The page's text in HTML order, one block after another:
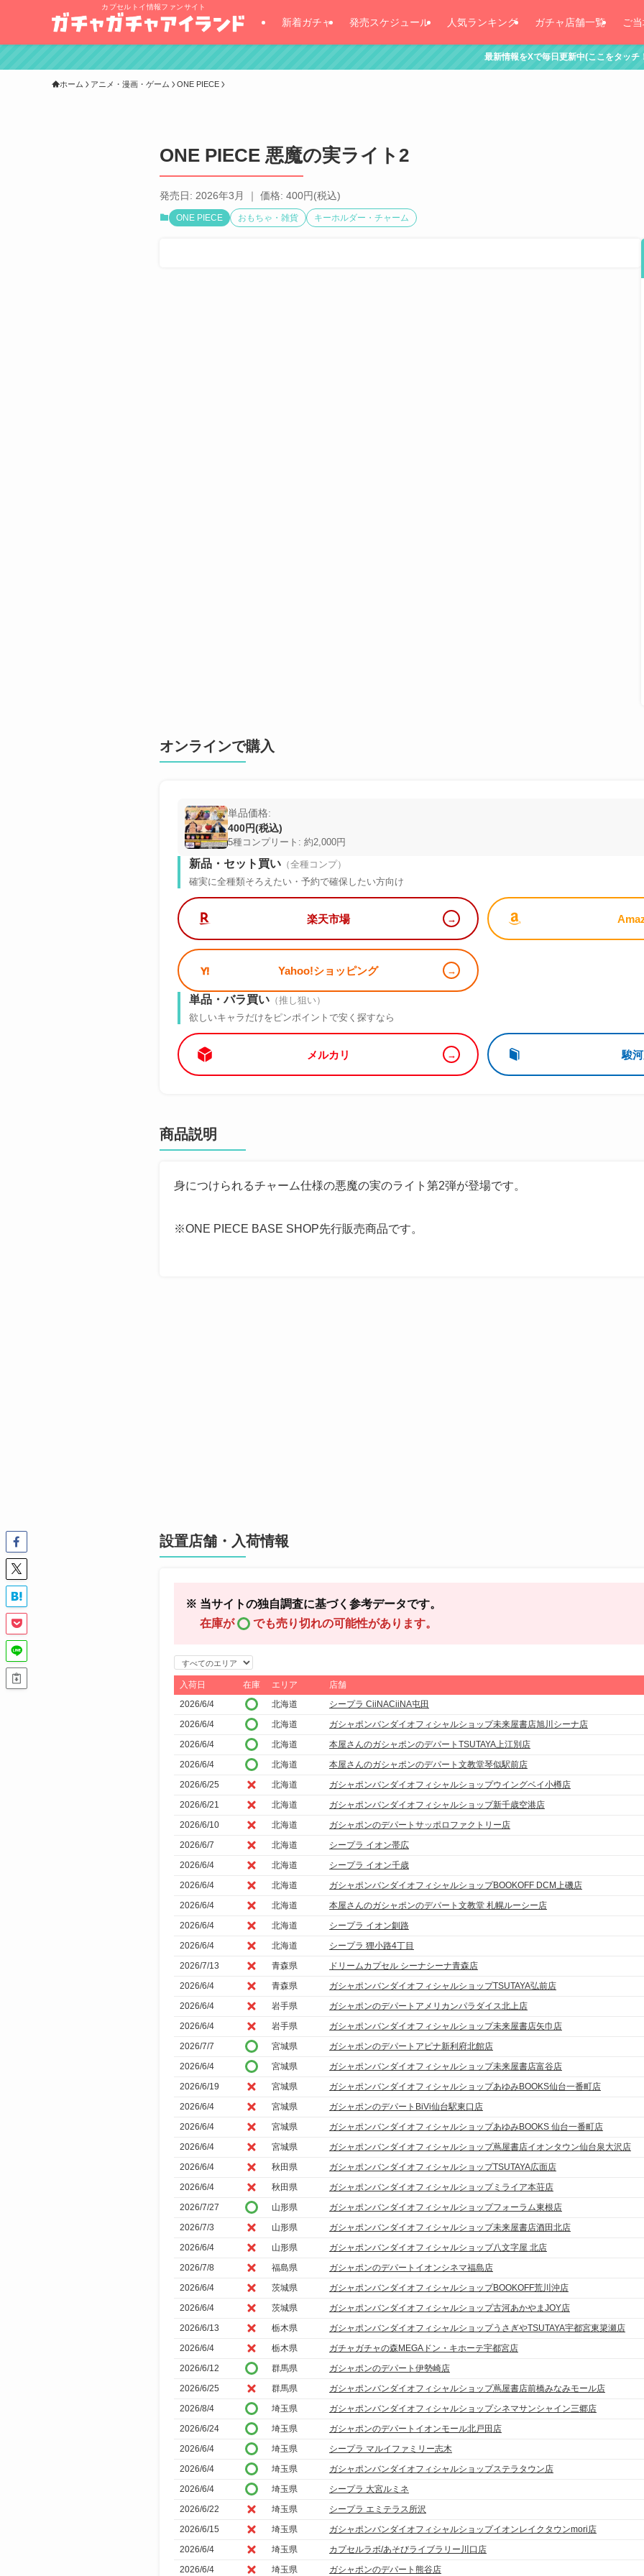
カプセルトイ情報ファンサイト
新着ガチャ 発売スケジュール 人気ランキング ガチャ店舗一覧 ご
最新情報をXで毎日更新中(ここをタッチ！)
ホーム アニメ・漫画・ゲーム ONE PIECE
ONE PIECE 悪魔の実ライト2
発売日: 2026年3月 ｜ 価格: 400円(税込)
ONE PIECE おもちゃ・雑貨 キーホルダー・チャーム
オンラインで購入
単品価格:
400円(税込)
5種コンプリート: 約2,000円
新品・セット買い （全種コンプ）
確実に全種類そろえたい・予約で確保したい方向け
楽天市場
Yahoo!ショッピング
単品・バラ買い （推し狙い）
欲しいキャラだけをピンポイントで安く探すなら
メルカリ 駿
商品説明
身につけられるチャーム仕様の悪魔の実のライト第2弾が登場です。
※ONE PIECE BASE SHOP先行販売商品です。
設置店舗・入荷情報
※ 当サイトの独自調査に基づく参考データです。
在庫が
でも売り切れの可能性があります。
エ
リ
ア
り
込
み
入荷日 在庫 エリア
店舗
2026/6/4
北海道
シープラ CiiNACiiNA屯田
2026/6/4
北海道
ガシャポンバンダイオフィシャルショップ未来屋書店旭川シーナ店
2026/6/4
北海道
本屋さんのガシャポンのデパートTSUTAYA上江別店
2026/6/4
北海道
本屋さんのガシャポンのデパート文教堂琴似駅前店
2026/6/25
北海道
ガシャポンバンダイオフィシャルショップウイングベイ小樽店
2026/6/21
北海道
ガシャポンバンダイオフィシャルショップ新千歳空港店
2026/6/10
北海道
ガシャポンのデパートサッポロファクトリー店
2026/6/7
北海道
シープラ イオン帯広
2026/6/4
北海道
シープラ イオン千歳
2026/6/4
北海道
ガシャポンバンダイオフィシャルショップBOOKOFF DCM上磯店
2026/6/4
北海道
本屋さんのガシャポンのデパート文教堂 札幌ルーシー店
2026/6/4
北海道
シープラ イオン釧路
2026/6/4
北海道
シープラ 狸小路4丁目
2026/7/13
青森県
ドリームカプセル シーナシーナ青森店
2026/6/4
青森県
ガシャポンバンダイオフィシャルショップTSUTAYA弘前店
2026/6/4
岩手県
ガシャポンのデパートアメリカンパラダイス北上店
2026/6/4
岩手県
ガシャポンバンダイオフィシャルショップ未来屋書店矢巾店
2026/7/7
宮城県
ガシャポンのデパートアピナ新利府北館店
2026/6/4
宮城県
ガシャポンバンダイオフィシャルショップ未来屋書店富谷店
2026/6/19
宮城県
ガシャポンバンダイオフィシャルショップあゆみBOOKS仙台一番町店
2026/6/4
宮城県
ガシャポンのデパートBiVi仙台駅東口店
2026/6/4
宮城県
ガシャポンバンダイオフィシャルショップあゆみBOOKS 仙台一番町店
2026/6/4
宮城県
ガシャポンバンダイオフィシャルショップ蔦屋書店イオンタウン仙台泉大沢店
2026/6/4
秋田県
ガシャポンバンダイオフィシャルショップTSUTAYA広面店
2026/6/4
秋田県
ガシャポンバンダイオフィシャルショップミライア本荘店
2026/7/27
山形県
ガシャポンバンダイオフィシャルショップフォーラム東根店
2026/7/3
山形県
ガシャポンバンダイオフィシャルショップ未来屋書店酒田北店
2026/6/4
山形県
ガシャポンバンダイオフィシャルショップ八文字屋 北店
2026/7/8
福島県
ガシャポンのデパートイオンシネマ福島店
2026/6/4
茨城県
ガシャポンバンダイオフィシャルショップBOOKOFF荒川沖店
2026/6/4
茨城県
ガシャポンバンダイオフィシャルショップ古河あかやまJOY店
2026/6/13
栃木県
ガシャポンバンダイオフィシャルショップうさぎやTSUTAYA宇都宮東簗瀬店
2026/6/4
栃木県
ガチャガチャの森MEGAドン・キホーテ宇都宮店
2026/6/12
群馬県
ガシャポンのデパート伊勢崎店
2026/6/25
群馬県
ガシャポンバンダイオフィシャルショップ蔦屋書店前橋みなみモール店
2026/8/4
埼玉県
ガシャポンバンダイオフィシャルショップシネマサンシャイン三郷店
2026/6/24
埼玉県
ガシャポンのデパートイオンモール北戸田店
2026/6/4
埼玉県
シープラ マルイファミリー志木
2026/6/4
埼玉県
ガシャポンバンダイオフィシャルショップステラタウン店
2026/6/4
埼玉県
シープラ 大宮ルミネ
2026/6/22
埼玉県
シープラ エミテラス所沢
2026/6/15
埼玉県
ガシャポンバンダイオフィシャルショップイオンレイクタウンmori店
2026/6/4
埼玉県
カプセルラボ/あそびライブラリー川口店
2026/6/4
埼玉県 ガシャポンのデパート熊谷店